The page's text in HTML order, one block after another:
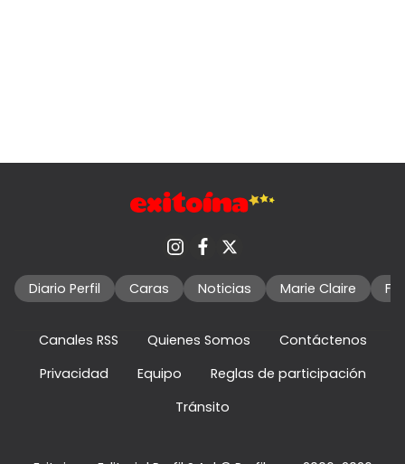
Diario Perfil Caras Noticias Marie Claire
Canales RSS Quienes Somos
Contáctenos
Privacidad
Equipo
Reglas de participación
Tránsito